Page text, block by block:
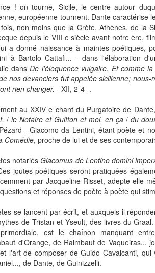
! on tourne, Sicile, le centre autour
européenne tournent. Dante caractérise
non moins que la Crète, Athènes, de la
depuis le VIII e siècle avant notre ère,
a donné naissance à maintes poétiques,
à Bartolo Cattafi... - dans l'élaboration
dansDe l'éloquence vulgaire, Et comme
nos devanciers fut appelée sicilienne;
rien changer. - XII, 2-4 -.
au XXIV e chant du Purgatoire de
/le Notaire et Guitton et moi, en ça/ du
- Giacomo da Lentini, étant poète et
Comédie, proche de lui et de ses
notariésGiacomus de Lentino domini
joutes poétiques seront pratiquées
par Jacqueline Risset, adepte elle-
et réponses de poète à poète qui
se lancent par écrit, et auxquels il
de Tristan et Yseult, des livres du
est le chaînon manquant
d'Orange, de Raimbaut de Vaqueiras...
l'art de composer de Guido Cavalcanti,
de Dante, de Guinizzelli.